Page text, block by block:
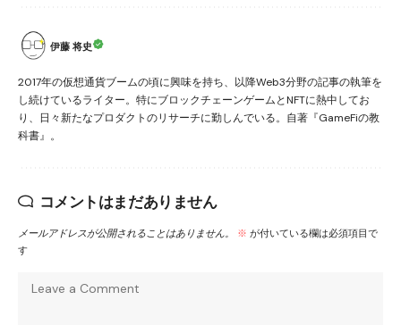
伊藤 将史
2017年の仮想通貨ブームの頃に興味を持ち、以降Web3分野の記事の執筆を
し続けているライター。特にブロックチェーンゲームとNFTに熱中してお
り、日々新たなプロダクトのリサーチに勤しんでいる。自著『GameFiの教
科書』。
コメントはまだありません
メールアドレスが公開されることはありません。 ※ が付いている欄は必須項目で
す